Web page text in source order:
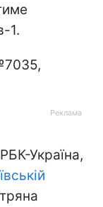
1.
Україна,